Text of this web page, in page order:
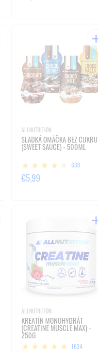
ALLNUTRITION
SLADKÁ OMÁČKA BEZ CUKRU
(SWEET SAUCE) - 500ML
638
€5,99
ALLNUTRITION
KREATÍN MONOHYDRÁT
(CREATINE MUSCLE MAX) -
250G
1634